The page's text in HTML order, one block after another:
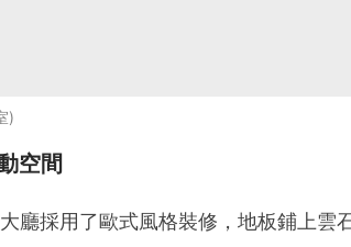
空間
廳採用了歐式風格裝修，地板鋪上雲